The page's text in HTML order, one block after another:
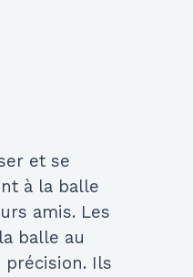
et se
à la balle
amis. Les
balle au
précision. Ils